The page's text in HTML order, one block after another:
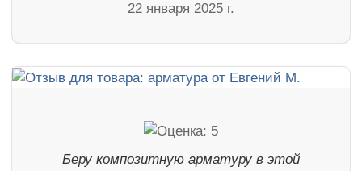
22 января 2025 г.
Беру композитную арматуру в этой